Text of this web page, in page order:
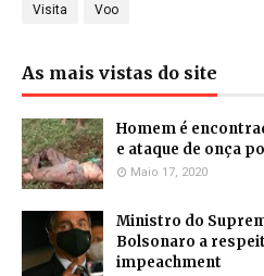
Visita Voo
As mais vistas do site
Homem é
e ataque de onça
Maio 17, 2020
Ministro do
Bolsonaro a
impeachment